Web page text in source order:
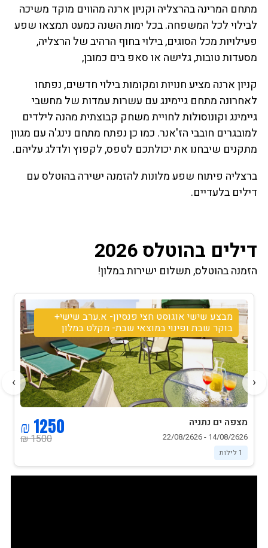
מתחם המרינה בהרצליה וקניון ארנה מהווים מוקד משיכה
לבילוי לכל המשפחה. בכל ימות השנה כמעט תמצאו שפע
פעילויות מכל הסוגים, בילוי בחוף הרהיב של הרצליה,
מסעדות טובות, גלישה או סאפ בים כמובן,
קניון ארנה מציע חנויות ומקומות בילוי חדשים, נפתחו
לאחרונה מתחם גיימינג עם עשרות עמדות של מחשבי
גיימינג וקונוסולות לחויית משחק קבוצתית מהנה לילדים
למובגרים חובבי הז'אנר. כמו כן נפתח מתחם נינג'ה עם מגוון
מתקנים שיבחנו את יכולתכם לטפס, לקפוץ ולדלג עליהם.
ברצליה פיתוח שפע מלונות להזמנה ישירה בהוטלס עם
דילים בלעדיים.
דילים בהוטלס 2026
הזמנה בהוטלס, תשלום ישירות במלון!
מבצע שישי אוגוסט חצי פנסיון- א.ערב שישי+
בוקר שבת ופינוי במוצאי שבת- מקלט במלון
מצפה ים נתניה
14/08/2626 - 22/08/2626
1 לילות
1500 ₪
1250 ₪
‹
›